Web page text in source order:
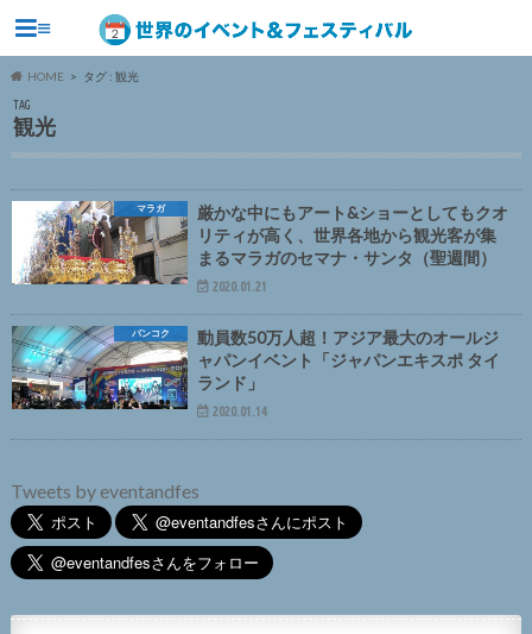
≡
HOME タグ : 観光
TAG
観光
マラガ
厳かな中にもアート&ショーとしてもクオ
リティが高く、世界各地から観光客が集
まるマラガのセマナ・サンタ（聖週間）
2020.01.21
バンコク
動員数50万人超！アジア最大のオールジ
ャパンイベント「ジャパンエキスポ タイ
ランド」
2020.01.14
Tweets by eventandfes